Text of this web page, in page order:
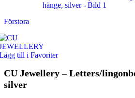
Förstora
till i Favoriter
CU Jewellery – Letters/
silver